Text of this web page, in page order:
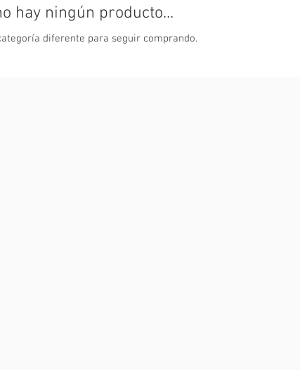
hay ningún producto...
diferente para seguir comprando.